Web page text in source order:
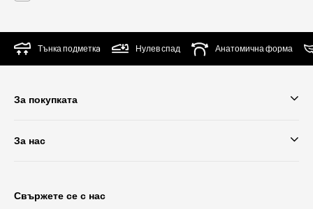
Тънка подметкa Нулев спад Анатомична форма
За покупката
За нас
Свържете се с нас